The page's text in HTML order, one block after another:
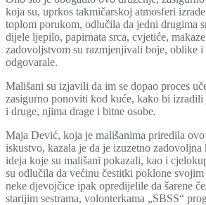
koja su, uprkos takmičarskoj atmosferi
toplom porukom, odlučila da jedni drugima
dijele ljepilo, papirnata srca, cvjetiće,
zadovoljstvom su razmjenjivali boje, oblike
odgovarale.
Mališani su izjavili da im se dopao proces
zasigurno ponoviti kod kuće, kako bi izradili
i druge, njima drage i bitne osobe.
Maja Dević, koja je mališanima priredila
iskustvo, kazala je da je izuzetno
ideja koje su mališani pokazali, kao i
su odlučila da većinu čestitki poklone svojim
neke djevojčice ipak opredijelile da šarene
starijim sestrama, volonterkama „SBSS“